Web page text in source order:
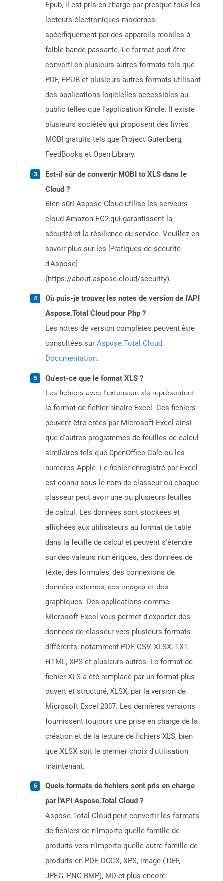
Epub, il est pris en charge par presque tous les
lecteurs électroniques modernes
spécifiquement par des appareils mobiles à
faible bande passante. Le format peut être
converti en plusieurs autres formats tels que
PDF, EPUB et plusieurs autres formats utilisant
des applications logicielles accessibles au
public telles que l'application Kindle. Il existe
plusieurs sociétés qui proposent des livres
MOBI gratuits tels que Project Gutenberg,
FeedBooks et Open Library.
Est-il sûr de convertir MOBI to XLS dans le
Cloud ?
Bien sûr! Aspose Cloud utilise les serveurs
cloud Amazon EC2 qui garantissent la
sécurité et la résilience du service. Veuillez en
savoir plus sur les [Pratiques de sécurité
d'Aspose]
(https://about.aspose.cloud/security).
Où puis-je trouver les notes de version de l'API
Aspose.Total Cloud pour Php ?
Les notes de version complètes peuvent être
consultées sur Aspose.Total Cloud
Documentation.
Qu'est-ce que le format XLS ?
Les fichiers avec l'extension xls représentent
le format de fichier binaire Excel. Ces fichiers
peuvent être créés par Microsoft Excel ainsi
que d'autres programmes de feuilles de calcul
similaires tels que OpenOffice Calc ou les
numéros Apple. Le fichier enregistré par Excel
est connu sous le nom de classeur où chaque
classeur peut avoir une ou plusieurs feuilles
de calcul. Les données sont stockées et
affichées aux utilisateurs au format de table
dans la feuille de calcul et peuvent s'étendre
sur des valeurs numériques, des données de
texte, des formules, des connexions de
données externes, des images et des
graphiques. Des applications comme
Microsoft Excel vous permet d'exporter des
données de classeur vers plusieurs formats
différents, notamment PDF, CSV, XLSX, TXT,
HTML, XPS et plusieurs autres. Le format de
fichier XLS a été remplacé par un format plus
ouvert et structuré, XLSX, par la version de
Microsoft Excel 2007. Les dernières versions
fournissent toujours une prise en charge de la
création et de la lecture de fichiers XLS, bien
que XLSX soit le premier choix d'utilisation
maintenant.
Quels formats de fichiers sont pris en charge
par l'API Aspose.Total Cloud ?
Aspose.Total Cloud peut convertir les formats
de fichiers de n’importe quelle famille de
produits vers n’importe quelle autre famille de
produits en PDF, DOCX, XPS, image (TIFF,
JPEG, PNG BMP), MD et plus encore.